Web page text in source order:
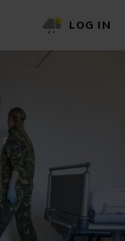
LOG IN